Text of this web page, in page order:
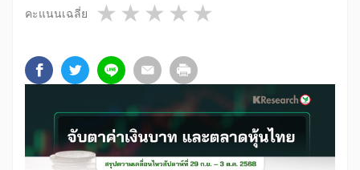
คะแนนเฉลี่ย 4 stars
3 stars
2 stars
1 star